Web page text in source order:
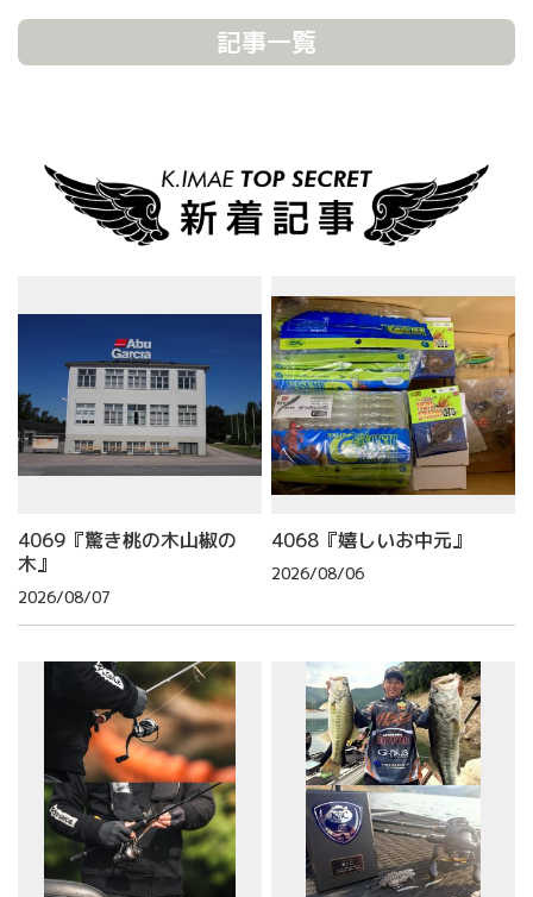
記事一覧
4069『驚き桃の木山椒の
木』
2026/08/07
4068『嬉しいお中元』
2026/08/06